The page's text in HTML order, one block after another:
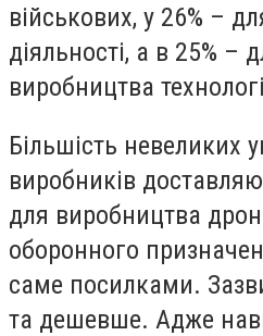
військових, у 26% –
діяльності, а в 25% –
виробництва
Більшість невеликих
виробників
для виробництва
оборонного
саме посилками.
та дешевше. Адже